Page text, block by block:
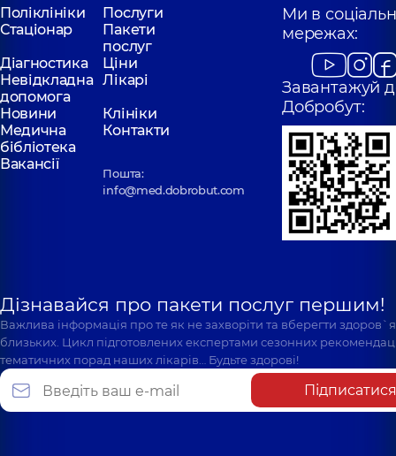
Поліклініки
Послуги
Стаціонар
Пакети
послуг
Діагностика
Ціни
Невідкладна
допомога
Лікарі
Новини
Клініки
Медична
бібліотека
Контакти
Вакансії
Пошта:
info@med.dobrobut.com
Ми в
мережах:
Завантажуй
Добробут:
Дізнавайся про пакети послуг першим!
Важлива інформація про те як не захворіти та вберегти
близьких. Цикл підготовлених експертами сезонних
тематичних порад наших лікарів… Будьте здорові!
Підписатися